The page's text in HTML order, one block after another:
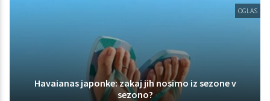
OGLAS
Havaianas japonke: zakaj jih nosimo iz sezone v
sezono?